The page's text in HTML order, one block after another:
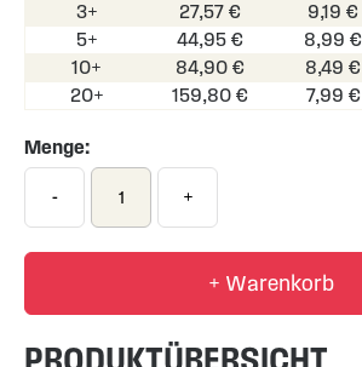
gallery
3+
27,57 € 9,19 €
5+
44,95 € 8,99 €
10+
84,90 € 8,49 €
20+
159,80 € 7,99 €
Menge:
- +
+ Warenkorb